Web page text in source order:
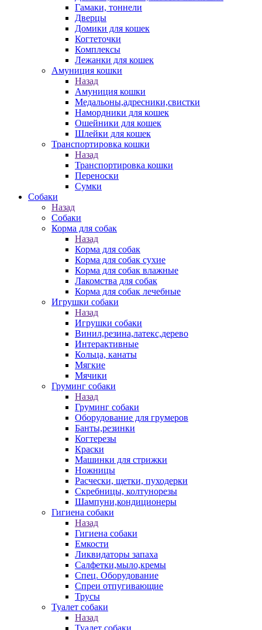
Гамаки, тоннели
Дверцы
Домики для кошек
Когтеточки
Комплексы
Лежанки для кошек
Амуниция кошки
Назад
Амуниция кошки
Медальоны,адресники,свистки
Намордники для кошек
Ошейники для кошек
Шлейки для кошек
Транспортировка кошки
Назад
Транспортировка кошки
Переноски
Сумки
Собаки
Назад
Собаки
Корма для собак
Назад
Корма для собак
Корма для собак сухие
Корма для собак влажные
Лакомства для собак
Корма для собак лечебные
Игрушки собаки
Назад
Игрушки собаки
Винил,резина,латекс,дерево
Интерактивные
Кольца, канаты
Мягкие
Мячики
Груминг собаки
Назад
Груминг собаки
Оборудование для грумеров
Банты,резинки
Когтерезы
Краски
Машинки для стрижки
Ножницы
Расчески, щетки, пуходерки
Скребницы, колтунорезы
Шампуни,кондиционеры
Гигиена собаки
Назад
Гигиена собаки
Емкости
Ликвидаторы запаха
Салфетки,мыло,кремы
Спец. Оборудование
Спреи отпугивающие
Трусы
Туалет собаки
Назад
Туалет собаки